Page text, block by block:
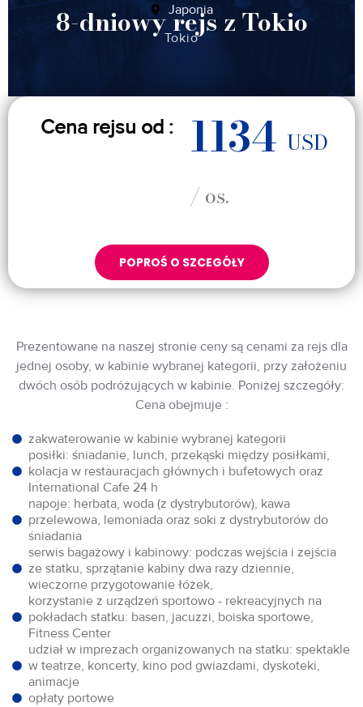
Japonia
8-dniowy rejs z Tokio
Tokio
Cena rejsu od : 1134 USD
/ os.
POPROŚ O SZCEGÓŁY
Prezentowane na naszej stronie ceny są cenami za rejs dla
jednej osoby, w kabinie wybranej kategorii, przy założeniu
dwóch osób podróżujących w kabinie. Poniżej szczegóły:
Cena obejmuje :
zakwaterowanie w kabinie wybranej kategorii
posiłki: śniadanie, lunch, przekąski między posiłkami,
kolacja w restauracjach głównych i bufetowych oraz
International Cafe 24 h
napoje: herbata, woda (z dystrybutorów), kawa
przelewowa, lemoniada oraz soki z dystrybutorów do
śniadania
serwis bagażowy i kabinowy: podczas wejścia i zejścia
ze statku, sprzątanie kabiny dwa razy dziennie,
wieczorne przygotowanie łóżek,
korzystanie z urządzeń sportowo - rekreacyjnych na
pokładach statku: basen, jacuzzi, boiska sportowe,
Fitness Center
udział w imprezach organizowanych na statku: spektakle
w teatrze, koncerty, kino pod gwiazdami, dyskoteki,
animacje
opłaty portowe